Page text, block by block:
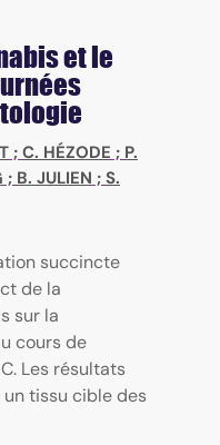
et le
; C. HÉZODE ; P.
; B. JULIEN ; S.
succincte
de la
sur la
cours de
Les résultats
tissu cible des